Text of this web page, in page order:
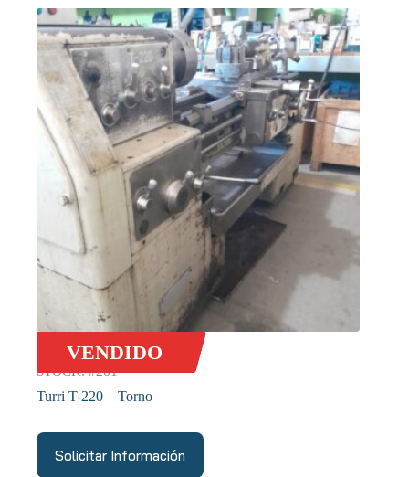
VENDIDO
STOCK: #261
Turri T-220 – Torno
Solicitar Información